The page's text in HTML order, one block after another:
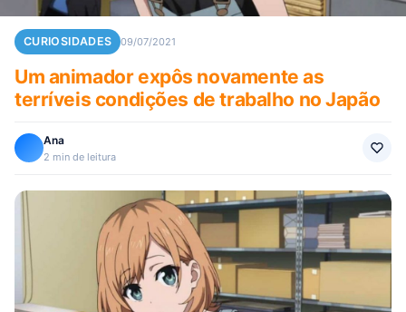
CURIOSIDADES 09/07/2021
Um animador expôs novamente as
terríveis condições de trabalho no Japão
Ana
2 min de leitura